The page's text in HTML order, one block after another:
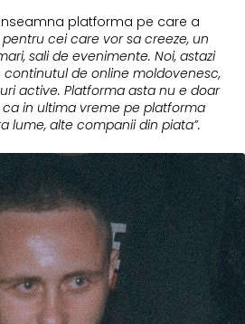
platforma pe care a
pentru cei care vor sa creeze, un
sali de evenimente. Noi, astazi
continutul de online moldovenesc,
active. Platforma asta nu e doar
in ultima vreme pe platforma
lume, alte companii din piata”.